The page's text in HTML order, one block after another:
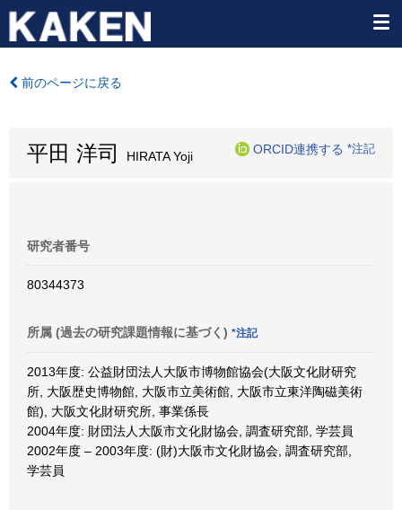
前のページに戻る
平田 洋司 HIRATA Yoji
ORCID連携する *注記
研究者番号
80344373
所属 (過去の研究課題情報に基づく) *注記
2013年度: 公益財団法人大阪市博物館協会(大阪文化財研究
所, 大阪歴史博物館, 大阪市立美術館, 大阪市立東洋陶磁美術
館), 大阪文化財研究所, 事業係長
2004年度: 財団法人大阪市文化財協会, 調査研究部, 学芸員
2002年度 – 2003年度: (財)大阪市文化財協会, 調査研究部,
学芸員